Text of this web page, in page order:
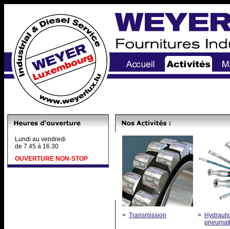
Lundi au vendredi
de 7.45 à 16.30
OUVERTURE NON-STOP
> Transmission >